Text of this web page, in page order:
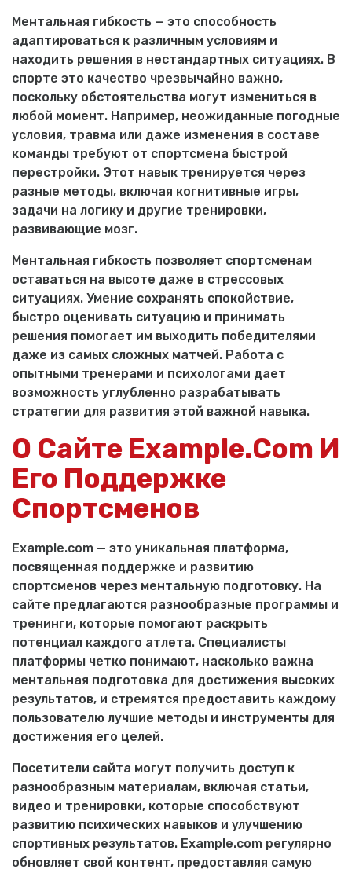
Ментальная гибкость — это способность
адаптироваться к различным условиям и
находить решения в нестандартных ситуациях. В
спорте это качество чрезвычайно важно,
поскольку обстоятельства могут измениться в
любой момент. Например, неожиданные погодные
условия, травма или даже изменения в составе
команды требуют от спортсмена быстрой
перестройки. Этот навык тренируется через
разные методы, включая когнитивные игры,
задачи на логику и другие тренировки,
развивающие мозг.
Ментальная гибкость позволяет спортсменам
оставаться на высоте даже в стрессовых
ситуациях. Умение сохранять спокойствие,
быстро оценивать ситуацию и принимать
решения помогает им выходить победителями
даже из самых сложных матчей. Работа с
опытными тренерами и психологами дает
возможность углубленно разрабатывать
стратегии для развития этой важной навыка.
О Сайте Example.com И
Его Поддержке
Спортсменов
Example.com — это уникальная платформа,
посвященная поддержке и развитию
спортсменов через ментальную подготовку. На
сайте предлагаются разнообразные программы и
тренинги, которые помогают раскрыть
потенциал каждого атлета. Специалисты
платформы четко понимают, насколько важна
ментальная подготовка для достижения высоких
результатов, и стремятся предоставить каждому
пользователю лучшие методы и инструменты для
достижения его целей.
Посетители сайта могут получить доступ к
разнообразным материалам, включая статьи,
видео и тренировки, которые способствуют
развитию психических навыков и улучшению
спортивных результатов. Example.com регулярно
обновляет свой контент, предоставляя самую